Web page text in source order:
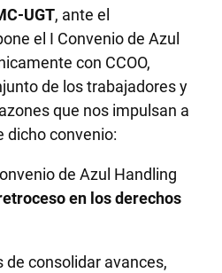
UGT, ante el
el I Convenio de Azul
con CCOO,
de los trabajadores y
que nos impulsan a
dicho convenio:
de Azul Handling
en los derechos
de consolidar avances,